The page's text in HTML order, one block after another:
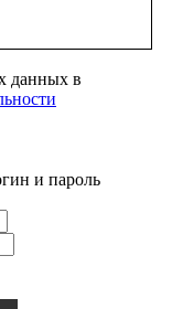
данных в
и пароль